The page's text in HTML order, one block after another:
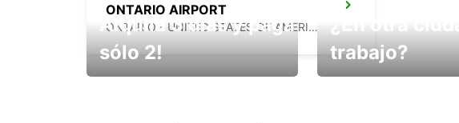
ONTARIO AIRPORT
ONTARIO - UNITED STATES OF AMERICA
Alquila 3 días y paga
sólo 2!
¿En otra
trabajo?